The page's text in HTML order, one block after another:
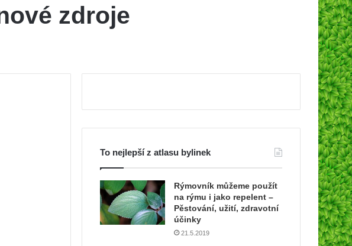
zdroje
To nejlepší z atlasu bylinek
Rýmovník můžeme použít
na rýmu i jako repelent –
Pěstování, užití, zdravotní
účinky
21.5.2019